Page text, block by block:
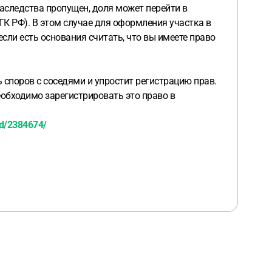
пропущен, доля может перейти в
РФ). В этом случае для оформления участка в
есть основания считать, что вы имеете право
с соседями и упростит регистрацию прав.
зарегистрировать это право в
2384674/